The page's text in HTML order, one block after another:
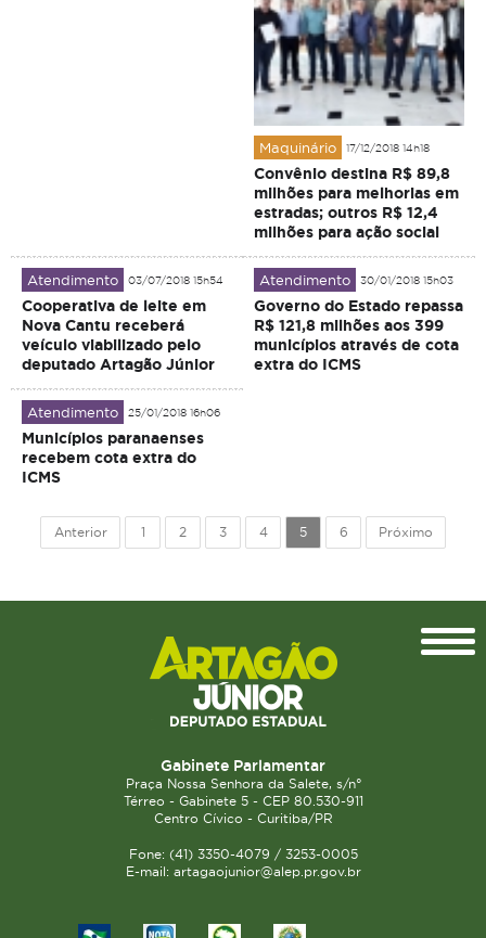
Maquinário 17/12/2018 14h18
Convênio destina R$ 89,8
milhões para melhorias em
estradas; outros R$ 12,4
milhões para ação social
Atendimento 03/07/2018 15h54
Cooperativa de leite em
Nova Cantu receberá
veículo viabilizado pelo
deputado Artagão Júnior
Atendimento 30/01/2018 15h03
Governo do Estado repassa
R$ 121,8 milhões aos 399
municípios através de cota
extra do ICMS
Atendimento 25/01/2018 16h06
Municípios paranaenses
recebem cota extra do
ICMS
Anterior 1 2 3 4 5 6 Próximo
Gabinete Parlamentar
Praça Nossa Senhora da Salete, s/n°
Térreo - Gabinete 5 - CEP 80.530-911
Centro Cívico - Curitiba/PR
Fone: (41) 3350-4079 / 3253-0005
E-mail: artagaojunior@alep.pr.gov.br